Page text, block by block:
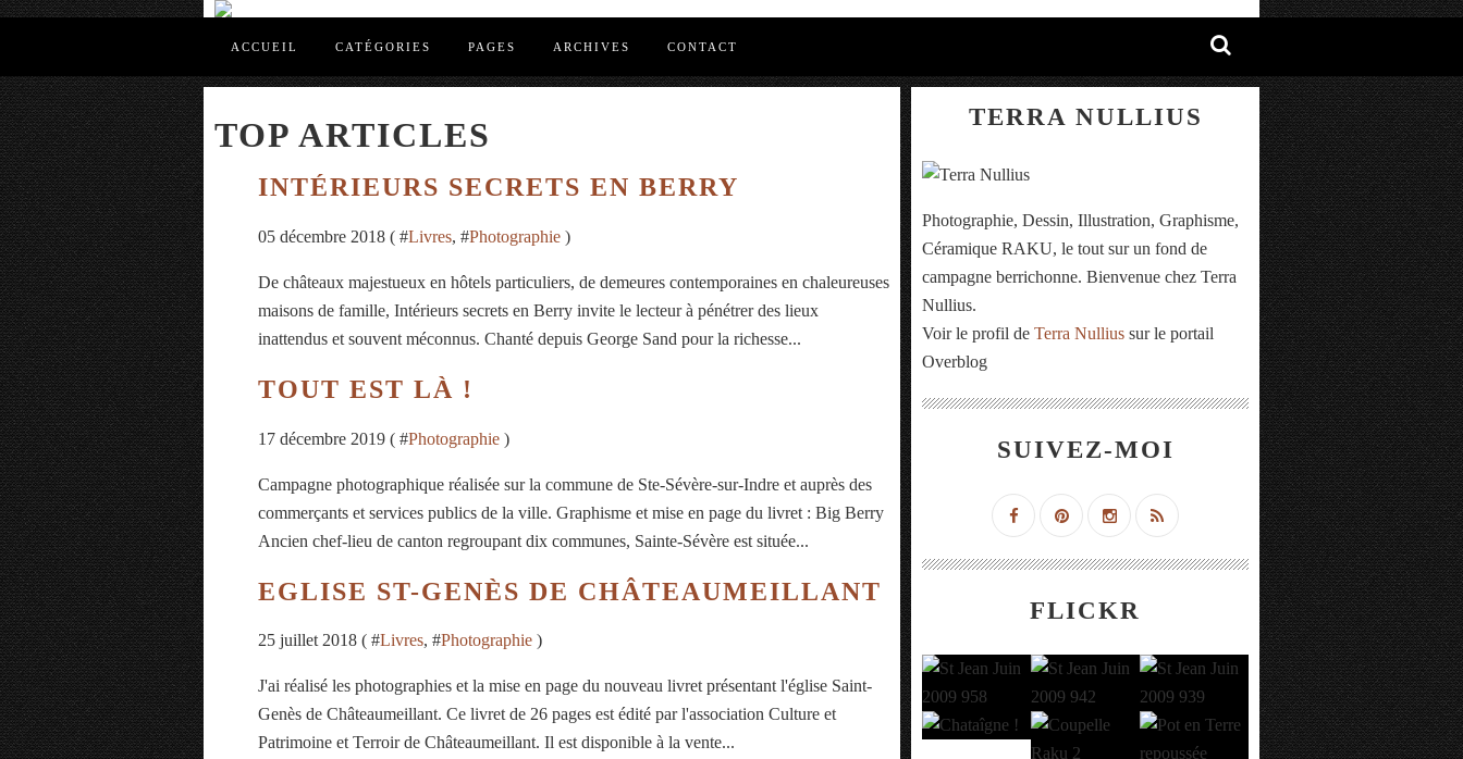
ACCUEIL CATÉGORIES PAGES ARCHIVES CONTACT
TOP ARTICLES
INTÉRIEURS SECRETS EN BERRY
05 décembre 2018 ( #Livres, #Photographie )
De châteaux majestueux en hôtels particuliers, de demeures contemporaines en chaleureuses
maisons de famille, Intérieurs secrets en Berry invite le lecteur à pénétrer des lieux
inattendus et souvent méconnus. Chanté depuis George Sand pour la richesse...
TOUT EST LÀ !
17 décembre 2019 ( #Photographie )
Campagne photographique réalisée sur la commune de Ste-Sévère-sur-Indre et auprès des
commerçants et services publics de la ville. Graphisme et mise en page du livret : Big Berry
Ancien chef-lieu de canton regroupant dix communes, Sainte-Sévère est située...
EGLISE ST-GENÈS DE CHÂTEAUMEILLANT
25 juillet 2018 ( #Livres, #Photographie )
J'ai réalisé les photographies et la mise en page du nouveau livret présentant l'église Saint-
Genès de Châteaumeillant. Ce livret de 26 pages est édité par l'association Culture et
Patrimoine et Terroir de Châteaumeillant. Il est disponible à la vente...
TERRA NULLIUS
Photographie, Dessin, Illustration, Graphisme,
Céramique RAKU, le tout sur un fond de
campagne berrichonne. Bienvenue chez Terra
Nullius.
Voir le profil de Terra Nullius sur le portail
Overblog
SUIVEZ-MOI
FLICKR